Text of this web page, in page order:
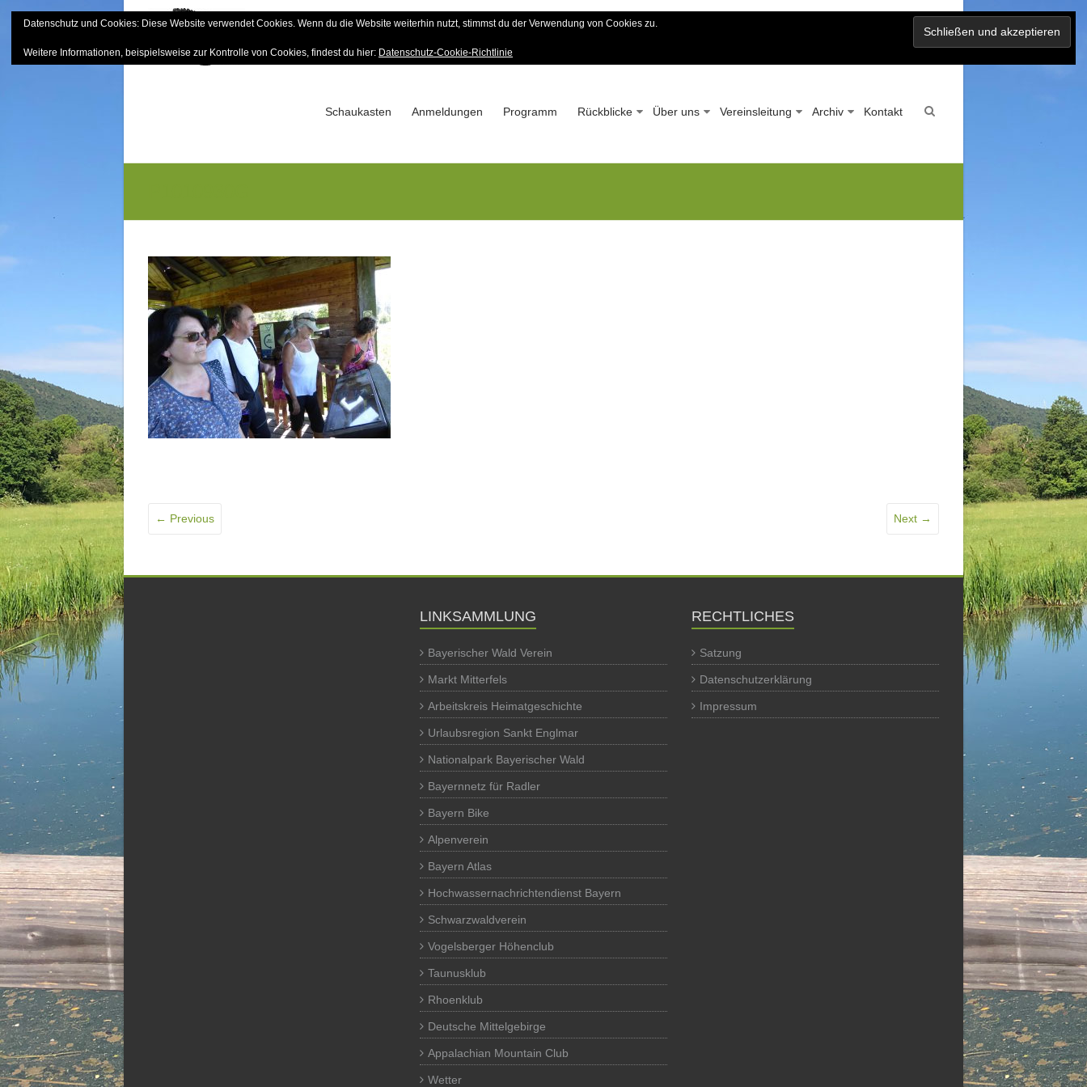
to
Bayerischer Wald-Verein
Sektion Mitterfels e.V. – Seit 1963
Schaukasten Anmeldungen Programm Rückblicke Über uns Vereinsleitung Archiv Kontakt
← Previous Next →
LINKSAMMLUNG
Bayerischer Wald Verein
Markt Mitterfels
Arbeitskreis Heimatgeschichte
Urlaubsregion Sankt Englmar
Nationalpark Bayerischer Wald
Bayernnetz für Radler
Bayern Bike
Alpenverein
Bayern Atlas
Hochwassernachrichtendienst Bayern
Schwarzwaldverein
Vogelsberger Höhenclub
Taunusklub
Rhoenklub
Deutsche Mittelgebirge
Appalachian Mountain Club
Wetter
RECHTLICHES
Satzung
Datenschutzerklärung
Impressum
Datenschutz und Cookies: Diese Website verwendet Cookies. Wenn du die Website weiterhin nutzt, stimmst du der Verwendung von Cookies zu.
Weitere Informationen, beispielsweise zur Kontrolle von Cookies, findest du hier: Datenschutz-Cookie-Richtlinie